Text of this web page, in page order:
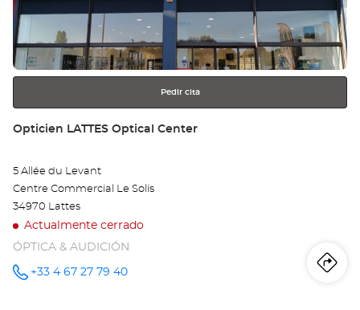
para
obtener
más
información
Pedir cita
Tienda:
Opticien LATTES Optical Center
5 Allée du Levant
Centre Commercial Le Solis
34970 Lattes
Actualmente cerrado
ÓPTICA & AUDICIÓN
número
+33 4 67 27 79 40
a